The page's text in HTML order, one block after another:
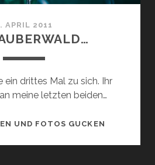
APRIL 2011
ein drittes Mal zu sich. Ihr
meine letzten beiden…
UND FOTOS GUCKEN